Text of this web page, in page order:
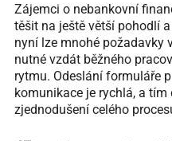
Zájemci o nebankovní
těšit na ještě větší pohodlí
nyní lze mnohé požadavky
nutné vzdát běžného
rytmu. Odeslání formuláře
komunikace je rychlá, a
zjednodušení celého